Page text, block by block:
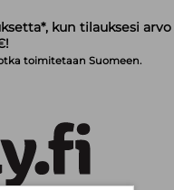
kun tilauksesi arvo
toimitetaan Suomeen.